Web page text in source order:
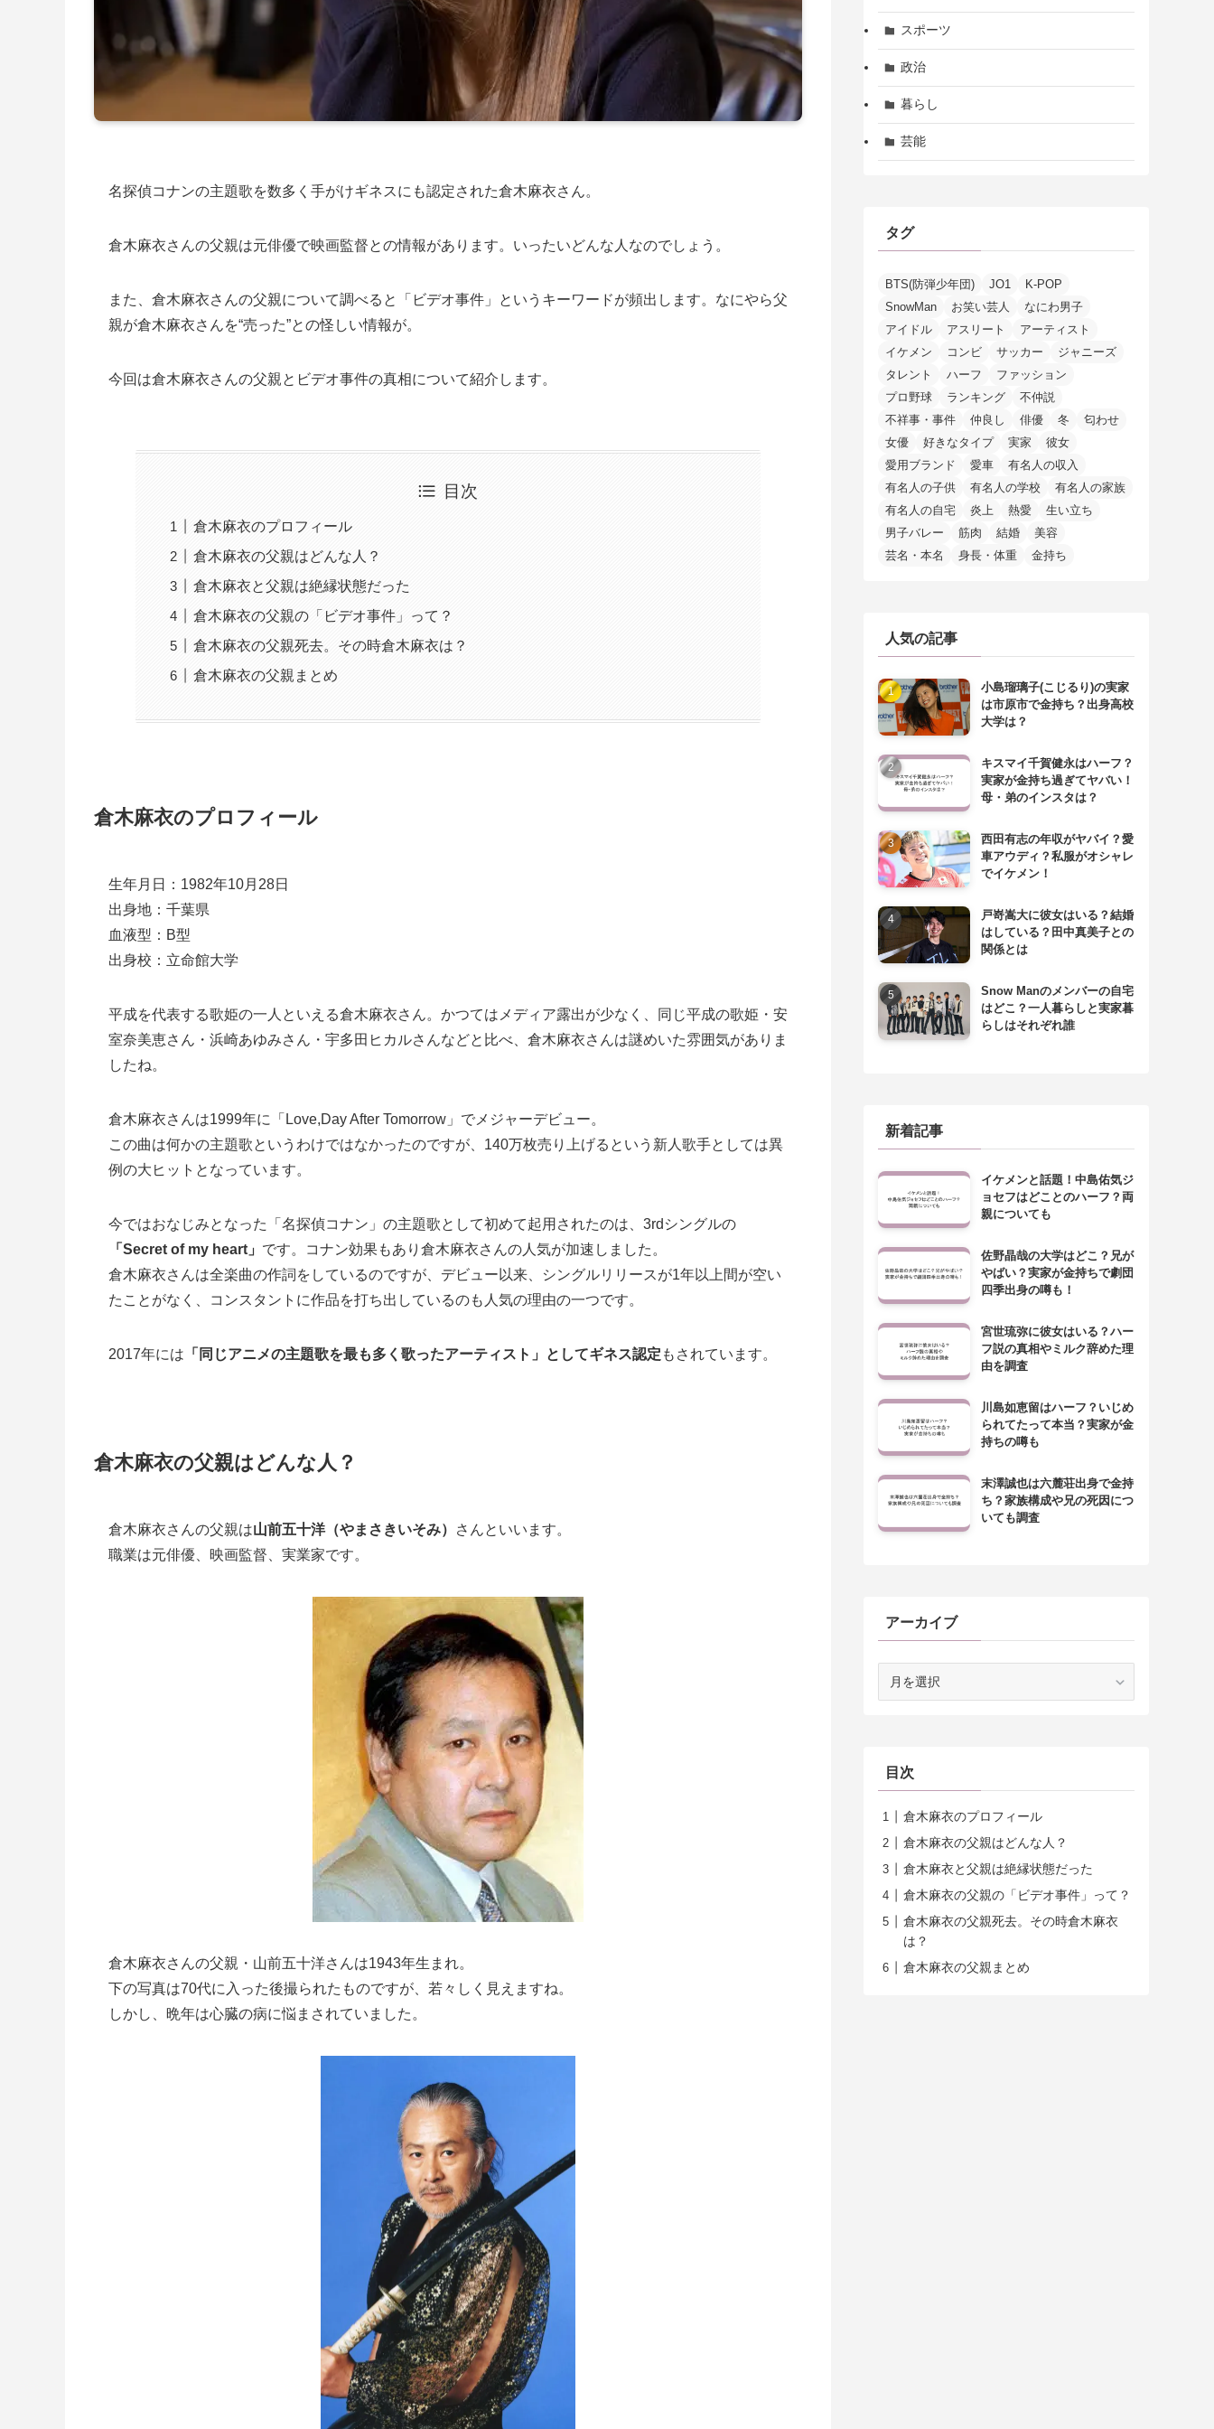
名探偵コナンの主題歌を数多く手がけギネスにも認定された倉木麻衣さん。
倉木麻衣さんの父親は元俳優で映画監督との情報があります。いったいどんな人なのでしょう。
また、倉木麻衣さんの父親について調べると「ビデオ事件」というキーワードが頻出します。なにやら父
親が倉木麻衣さんを“売った”との怪しい情報が。
今回は倉木麻衣さんの父親とビデオ事件の真相について紹介します。
目次
倉木麻衣のプロフィール
倉木麻衣の父親はどんな人？
倉木麻衣と父親は絶縁状態だった
倉木麻衣の父親の「ビデオ事件」って？
倉木麻衣の父親死去。その時倉木麻衣は？
倉木麻衣の父親まとめ
倉木麻衣のプロフィール
生年月日：1982年10月28日
出身地：千葉県
血液型：B型
出身校：立命館大学
平成を代表する歌姫の一人といえる倉木麻衣さん。かつてはメディア露出が少なく、同じ平成の歌姫・安
室奈美恵さん・浜崎あゆみさん・宇多田ヒカルさんなどと比べ、倉木麻衣さんは謎めいた雰囲気がありま
したね。
倉木麻衣さんは1999年に「Love,Day After Tomorrow」でメジャーデビュー。
この曲は何かの主題歌というわけではなかったのですが、140万枚売り上げるという新人歌手としては異
例の大ヒットとなっています。
今ではおなじみとなった「名探偵コナン」の主題歌として初めて起用されたのは、3rdシングルの
「Secret of my heart」 です。コナン効果もあり倉木麻衣さんの人気が加速しました。
倉木麻衣さんは全楽曲の作詞をしているのですが、デビュー以来、シングルリリースが1年以上間が空い
たことがなく、コンスタントに作品を打ち出しているのも人気の理由の一つです。
2017年には 「同じアニメの主題歌を最も多く歌ったアーティスト」としてギネス認定 もされています。
倉木麻衣の父親はどんな人？
倉木麻衣さんの父親は山前五十洋（やまさきいそみ）
さんといいます。
職業は元俳優、映画監督、実業家です。
倉木麻衣さんの父親・山前五十洋さんは1943年生まれ。
下の写真は70代に入った後撮られたものですが、若々しく見えますね。
しかし、晩年は心臓の病に悩まされていました。
スポーツ
政治
暮らし
芸能
タグ
BTS(防弾少年団) JO1
K-POP
SnowMan
お笑い芸人
なにわ男子
アイドル
アスリート
アーティスト
イケメン
コンビ サッカー
ジャニーズ
タレント
ハーフ
ファッション
プロ野球
ランキング
不仲説
不祥事・事件
仲良し 俳優 冬
匂わせ
女優
好きなタイプ 実家
彼女
愛用ブランド
愛車
有名人の収入
有名人の子供
有名人の学校
有名人の家族
有名人の自宅
炎上 熱愛
生い立ち
男子バレー
筋肉 結婚
美容
芸名・本名
身長・体重 金持ち
人気の記事
小島瑠璃子(こじるり)の実家
は市原市で金持ち？出身高校
大学は？
キスマイ千賀健永はハーフ？
実家が金持ち過ぎてヤバい！
母・弟のインスタは？
西田有志の年収がヤバイ？愛
車アウディ？私服がオシャレ
でイケメン！
戸嵜嵩大に彼女はいる？結婚
はしている？田中真美子との
関係とは
Snow Manのメンバーの自宅
はどこ？一人暮らしと実家暮
らしはそれぞれ誰
新着記事
イケメンと話題！中島佑気ジ
ョセフはどことのハーフ？両
親についても
佐野晶哉の大学はどこ？兄が
やばい？実家が金持ちで劇団
四季出身の噂も！
宮世琉弥に彼女はいる？ハー
フ説の真相やミルク辞めた理
由を調査
川島如恵留はハーフ？いじめ
られてたって本当？実家が金
持ちの噂も
末澤誠也は六麓荘出身で金持
ち？家族構成や兄の死因につ
いても調査
アーカイブ
目次
倉木麻衣のプロフィール
倉木麻衣の父親はどんな人？
倉木麻衣と父親は絶縁状態だった
倉木麻衣の父親の「ビデオ事件」って？
倉木麻衣の父親死去。その時倉木麻衣
は？
倉木麻衣の父親まとめ